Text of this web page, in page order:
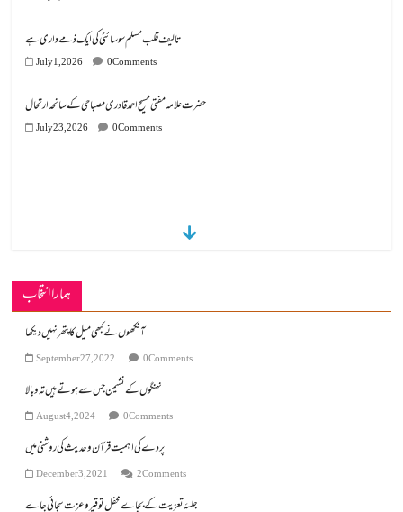
July 23, 2026 0 Comments
ہمارا انتخاب
آنکھوں نے کبھی میل کا پتھر نہیں دیکھا
September 27, 2022 0 Comments
نہنگوں کے نشیمن جس سے ہوتے ہیں تہ وبالا
August 4, 2024 0 Comments
پردے کی اہمیت قرآن و حدیث کی روشنی میں
December 3, 2021 2 Comments
جلسۂ تعزیت کے بجاے محفل توقیر و عزت سجائی جاے